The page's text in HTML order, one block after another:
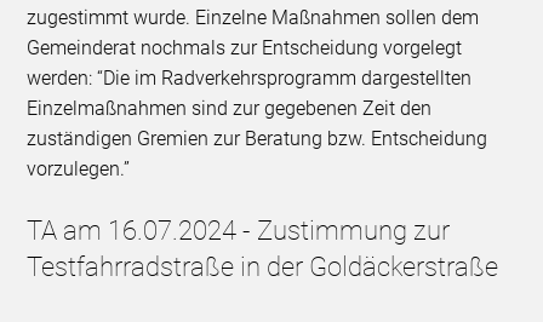
zugestimmt wurde. Einzelne Maßnahmen sollen dem
Gemeinderat nochmals zur Entscheidung vorgelegt
werden: “Die im Radverkehrsprogramm dargestellten
Einzelmaßnahmen sind zur gegebenen Zeit den
zuständigen Gremien zur Beratung bzw. Entscheidung
vorzulegen.”
TA am 16.07.2024 - Zustimmung zur
Testfahrradstraße in der Goldäckerstraße